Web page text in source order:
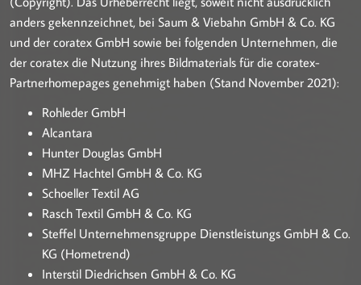
anders gekennzeichnet, bei Saum & Viebahn GmbH & Co. KG
und der coratex GmbH sowie bei folgenden Unternehmen, die
der coratex die Nutzung ihres Bildmaterials für die coratex-
Partnerhomepages genehmigt haben (Stand November 2021):
Rohleder GmbH
Alcantara
Hunter Douglas GmbH
MHZ Hachtel GmbH & Co. KG
Schoeller Textil AG
Rasch Textil GmbH & Co. KG
Steffel Unternehmensgruppe Dienstleistungs GmbH & Co.
KG (Hometrend)
Interstil Diedrichsen GmbH & Co. KG